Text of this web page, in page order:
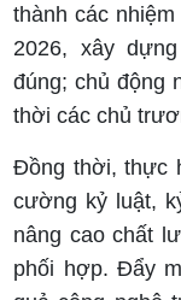
thành các
2026, xây
đúng; chủ động
thời các chủ
Đồng thời, thực
cường kỷ luật,
nâng cao chất
phối hợp. Đẩy